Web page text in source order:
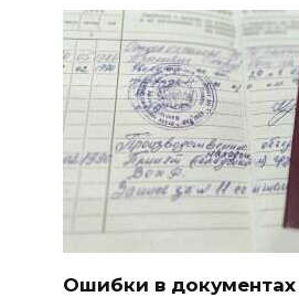
Ошибки в